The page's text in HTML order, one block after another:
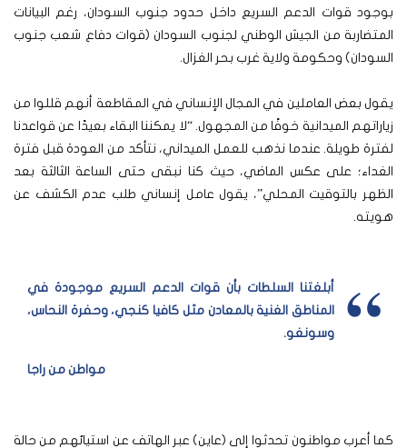
بوجود قوات الدعم السريع داخل حدود جنوب السودان، رغم البيانات
المتضاربة من الجيش الوطني لجنوب السودان (قوات دفاع شعب جنوب
السودان) وحكومة ولاية غرب بحر الغزال.
يقول بعض العاملين في المجال الإنساني في المقاطعة أنهم قللوا من
زياراتهم الميدانية خوفًا من المجهول. “لا يمكننا البقاء بعيدًا عن قواعدنا
لفترة طويلة. عندما نذهب للعمل الميداني، نتأكد من العودة قبل فترة
الغداء؛ على عكس الماضي، حيث كنا نبقى حتى الساعة الثالثة بعد
الظهر بالتوقيت المحلي”، يقول عامل إنساني طلب عدم الكشف عن
هويته.
أبلغتنا السلطات بأن قوات الدعم السريع موجودة في
المناطق الغنية بالمعادن مثل كافيا كنجي، وحفرة النحاس،
وسونغو.
مواطن من راجا
كما أعرب مواطنون تحدثوا إلى (عاين) عبر الهاتف عن استيائهم من حالة